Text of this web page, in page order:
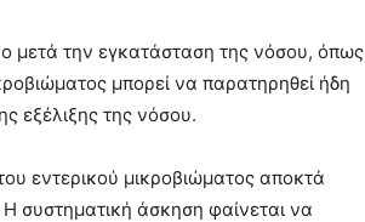
μετά την εγκατάσταση της νόσου, όπως
μπορεί να παρατηρηθεί ήδη
εξέλιξης της νόσου.
εντερικού μικροβιώματος αποκτά
συστηματική άσκηση φαίνεται να